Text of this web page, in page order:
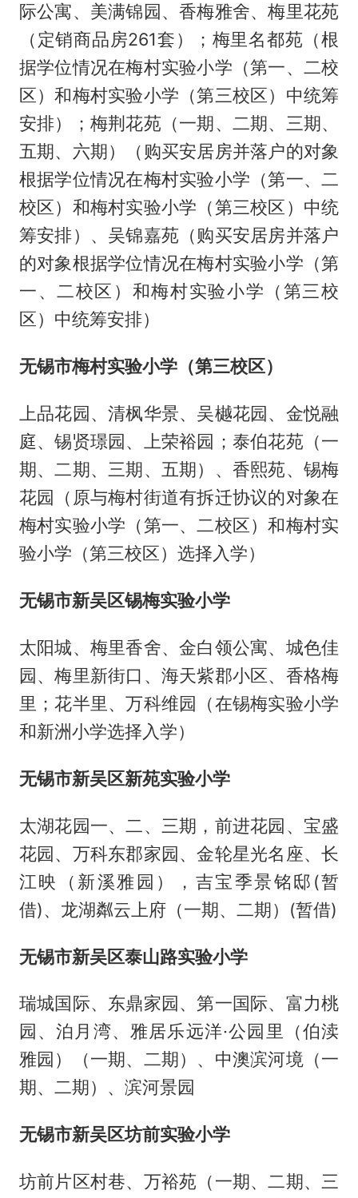
际公寓、美满锦园、香梅雅舍、梅里花苑
（定销商品房261套）；梅里名都苑（根
据学位情况在梅村实验小学（第一、二校
区）和梅村实验小学（第三校区）中统筹
安排）；梅荆花苑（一期、二期、三期、
五期、六期）（购买安居房并落户的对象
根据学位情况在梅村实验小学（第一、二
校区）和梅村实验小学（第三校区）中统
筹安排）、吴锦嘉苑（购买安居房并落户
的对象根据学位情况在梅村实验小学（第
一、二校区）和梅村实验小学（第三校
区）中统筹安排）
无锡市梅村实验小学（第三校区）
上品花园、清枫华景、吴樾花园、金悦融
庭、锡贤璟园、上荣裕园；泰伯花苑（一
期、二期、三期、五期）、香熙苑、锡梅
花园（原与梅村街道有拆迁协议的对象在
梅村实验小学（第一、二校区）和梅村实
验小学（第三校区）选择入学）
无锡市新吴区锡梅实验小学
太阳城、梅里香舍、金白领公寓、城色佳
园、梅里新街口、海天紫郡小区、香格梅
里；花半里、万科维园（在锡梅实验小学
和新洲小学选择入学）
无锡市新吴区新苑实验小学
太湖花园一、二、三期，前进花园、宝盛
花园、万科东郡家园、金轮星光名座、长
江映（新溪雅园），吉宝季景铭邸(暂
借)、龙湖粼云上府（一期、二期）(暂借)
无锡市新吴区泰山路实验小学
瑞城国际、东鼎家园、第一国际、富力桃
园、泊月湾、雅居乐远洋·公园里（伯渎
雅园）（一期、二期）、中澳滨河境（一
期、二期）、滨河景园
无锡市新吴区坊前实验小学
坊前片区村巷、万裕苑（一期、二期、三